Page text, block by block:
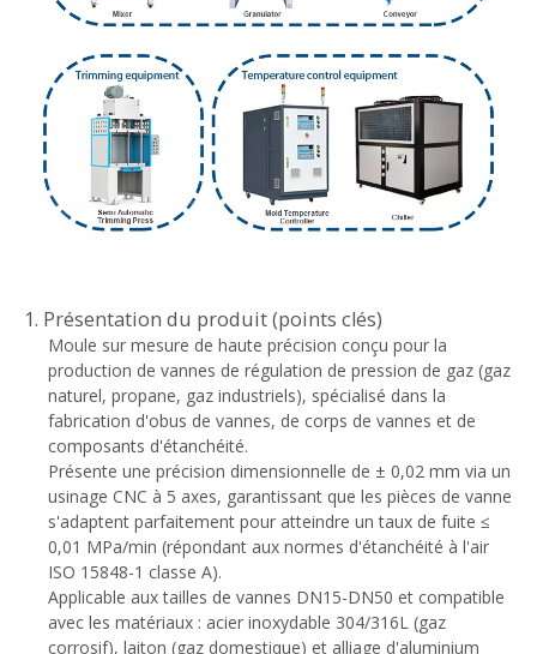
1. Présentation du produit (points clés)
Moule sur mesure de haute précision conçu pour la
production de vannes de régulation de pression de gaz (gaz
naturel, propane, gaz industriels), spécialisé dans la
fabrication d'obus de vannes, de corps de vannes et de
composants d'étanchéité.
Présente une précision dimensionnelle de ± 0,02 mm via un
usinage CNC à 5 axes, garantissant que les pièces de vanne
s'adaptent parfaitement pour atteindre un taux de fuite ≤
0,01 MPa/min (répondant aux normes d'étanchéité à l'air
ISO 15848-1 classe A).
Applicable aux tailles de vannes DN15-DN50 et compatible
avec les matériaux : acier inoxydable 304/316L (gaz
corrosif), laiton (gaz domestique) et alliage d'aluminium